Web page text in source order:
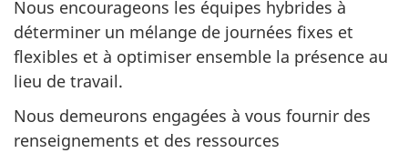
Nous encourageons les équipes hybrides à
déterminer un mélange de journées fixes et
flexibles et à optimiser ensemble la présence au
lieu de travail.
Nous demeurons engagées à vous fournir des
renseignements et des ressources